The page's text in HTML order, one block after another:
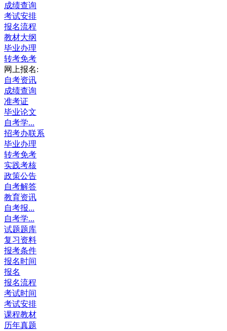
成绩查询
考试安排
报名流程
教材大纲
毕业办理
转考免考
网上报名:
自考资讯
成绩查询
准考证
毕业论文
自考学...
招考办联系
毕业办理
转考免考
实践考核
政策公告
自考解答
教育资讯
自考报...
自考学...
试题题库
复习资料
报考条件
报名时间
报名
报名流程
考试时间
考试安排
课程教材
历年真题